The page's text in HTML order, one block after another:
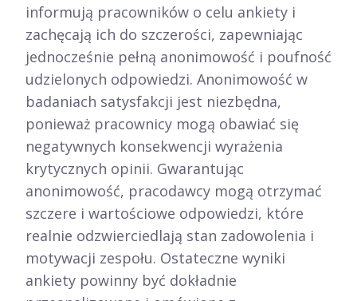
informują pracowników o celu ankiety i
zachęcają ich do szczerości, zapewniając
jednocześnie pełną anonimowość i poufność
udzielonych odpowiedzi. Anonimowość w
badaniach satysfakcji jest niezbędna,
ponieważ pracownicy mogą obawiać się
negatywnych konsekwencji wyrażenia
krytycznych opinii. Gwarantując
anonimowość, pracodawcy mogą otrzymać
szczere i wartościowe odpowiedzi, które
realnie odzwierciedlają stan zadowolenia i
motywacji zespołu. Ostateczne wyniki
ankiety powinny być dokładnie